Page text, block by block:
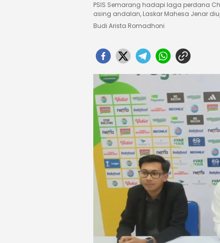
PSIS Semarang hadapi laga perdana
asing andalan, Laskar Mahesa Jenar
Budi Arista Romadhoni